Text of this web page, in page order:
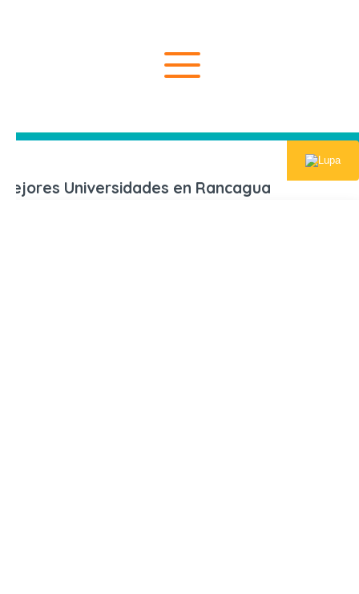
Inicio Las
Mejores Universidades en Rancagua